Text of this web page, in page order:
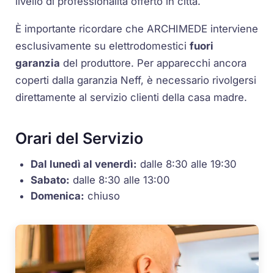
È importante ricordare che ARCHIMEDE interviene
esclusivamente su elettrodomesticifuori
garanzia del produttore. Per apparecchi ancora
coperti dalla garanzia Neff, è necessario rivolgersi
direttamente al servizio clienti della casa madre.
Orari del Servizio
Dal lunedì al venerdì: dalle 8:30 alle 19:30
Sabato: dalle 8:30 alle 13:00
Domenica: chiuso